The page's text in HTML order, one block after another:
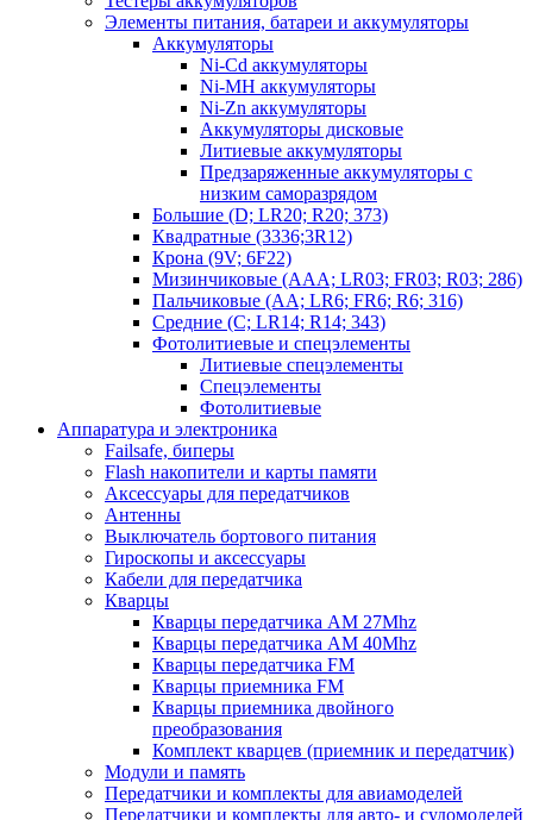
Элементы питания, батареи и аккумуляторы
Аккумуляторы
Ni-Cd аккумуляторы
Ni-MH аккумуляторы
Ni-Zn аккумуляторы
Аккумуляторы дисковые
Литиевые аккумуляторы
Предзаряженные аккумуляторы с
низким саморазрядом
Большие (D; LR20; R20; 373)
Квадратные (3336;3R12)
Крона (9V; 6F22)
Мизинчиковые (AAA; LR03; FR03; R03; 286)
Пальчиковые (AA; LR6; FR6; R6; 316)
Средние (C; LR14; R14; 343)
Фотолитиевые и спецэлементы
Литиевые спецэлементы
Спецэлементы
Фотолитиевые
Аппаратура и электроника
Failsafe, биперы
Flash накопители и карты памяти
Аксессуары для передатчиков
Антенны
Выключатель бортового питания
Гироскопы и аксессуары
Кабели для передатчика
Кварцы
Кварцы передатчика AM 27Mhz
Кварцы передатчика AM 40Mhz
Кварцы передатчика FM
Кварцы приемника FM
Кварцы приемника двойного
преобразования
Комплект кварцев (приемник и передатчик)
Модули и память
Передатчики и комплекты для авиамоделей
Передатчики и комплекты для авто- и судомоделей